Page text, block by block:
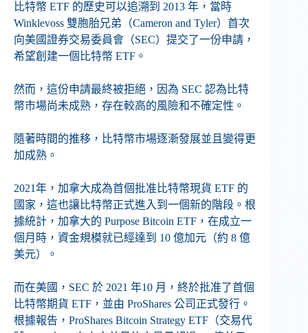
比特幣 ETF 的歷史可以追溯到 2013 年，當時
Winklevoss 雙胞胎兄弟（Cameron and Tyler）首次
向美國證券交易委員會（SEC）提交了一份申請，
希望創建一個比特幣 ETF。
然而，這份申請最終被拒絕，因為 SEC 認為比特
幣市場尚未成熟，存在較高的風險和不確定性。
隨著時間的推移，比特幣市場逐漸發展並且變得更
加成熟。
2021年，加拿大成為首個批准比特幣現貨 ETF 的
國家，這也讓比特幣正式進入到一個新的階段。根
據統計，加拿大的 Purpose Bitcoin ETF，在成立一
個月時，資金規模就已經達到 10 億加元（約 8 億
美元）。
而在美國，SEC 於 2021 年10 月，終於批准了首個
比特幣期貨 ETF，並由 ProShares 公司正式發行。
根據報告，ProShares Bitcoin Strategy ETF（交易代